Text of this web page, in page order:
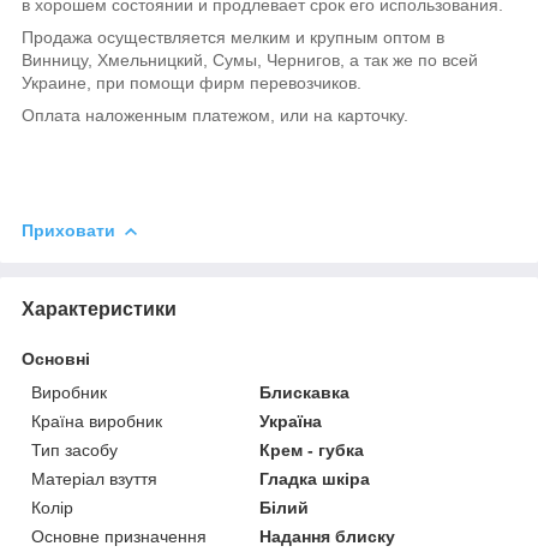
в хорошем состоянии и продлевает срок его использования.
Продажа осуществляется мелким и крупным оптом в
Винницу, Хмельницкий, Сумы, Чернигов, а так же по всей
Украине, при помощи фирм перевозчиков.
Оплата наложенным платежом, или на карточку.
Приховати
Характеристики
Основні
Виробник
Блискавка
Країна виробник
Україна
Тип засобу
Крем - губка
Матеріал взуття
Гладка шкіра
Колір
Білий
Основне призначення
Надання блиску